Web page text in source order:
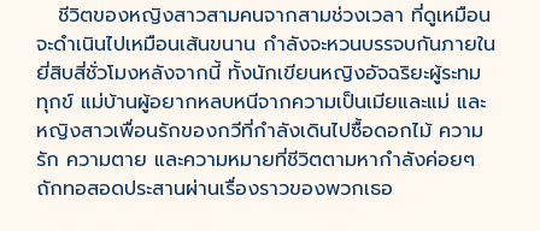
ชีวิตของหญิงสาวสามคนจากสามช่วงเวลา ที่ดูเหมือน
จะดำเนินไปเหมือนเส้นขนาน กำลังจะหวนบรรจบกันภายใน
ยี่สิบสี่ชั่วโมงหลังจากนี้ ทั้งนักเขียนหญิงอัจฉริยะผู้ระทม
ทุกข์ แม่บ้านผู้อยากหลบหนีจากความเป็นเมียและแม่ และ
หญิงสาวเพื่อนรักของกวีที่กำลังเดินไปซื้อดอกไม้ ความ
รัก ความตาย และความหมายที่ชีวิตตามหากำลังค่อยๆ
ถักทอสอดประสานผ่านเรื่องราวของพวกเธอ